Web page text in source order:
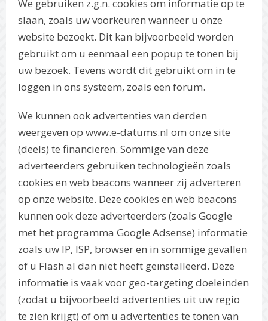
We gebruiken z.g.n. cookies om informatie op te
slaan, zoals uw voorkeuren wanneer u onze
website bezoekt. Dit kan bijvoorbeeld worden
gebruikt om u eenmaal een popup te tonen bij
uw bezoek. Tevens wordt dit gebruikt om in te
loggen in ons systeem, zoals een forum.
We kunnen ook advertenties van derden
weergeven op www.e-datums.nl om onze site
(deels) te financieren. Sommige van deze
adverteerders gebruiken technologieën zoals
cookies en web beacons wanneer zij adverteren
op onze website. Deze cookies en web beacons
kunnen ook deze adverteerders (zoals Google
met het programma Google Adsense) informatie
zoals uw IP, ISP, browser en in sommige gevallen
of u Flash al dan niet heeft geïnstalleerd. Deze
informatie is vaak voor geo-targeting doeleinden
(zodat u bijvoorbeeld advertenties uit uw regio
te zien krijgt) of om u advertenties te tonen van